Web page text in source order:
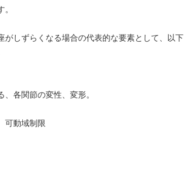
がしずらくなる場合の代表的な要素として、以下
、各関節の変性、変形。
可動域制限